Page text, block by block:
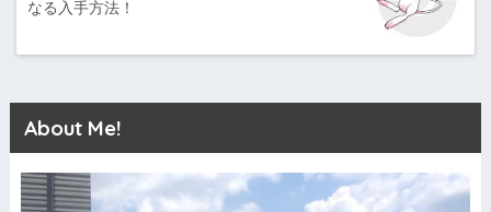
なる入手方法！
About Me!